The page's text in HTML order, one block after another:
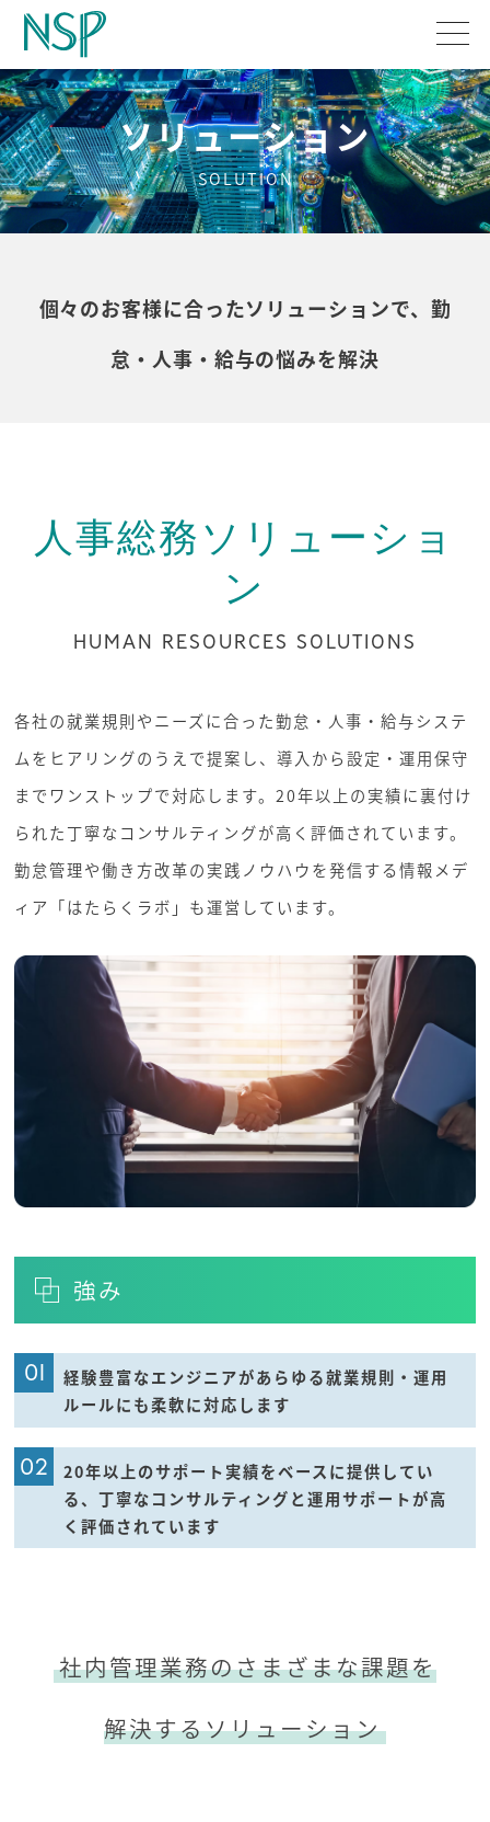
ソリューション
SOLUTION
個々のお客様に合ったソリューションで、勤
怠・人事・給与の悩みを解決
人事総務ソリューショ
ン
HUMAN RESOURCES SOLUTIONS
各社の就業規則やニーズに合った勤怠・人事・給与システ
ムをヒアリングのうえで提案し、導入から設定・運用保守
までワンストップで対応します。20年以上の実績に裏付け
られた丁寧なコンサルティングが高く評価されています。
勤怠管理や働き方改革の実践ノウハウを発信する情報メデ
ィア「はたらくラボ」も運営しています。
強み
01
経験豊富なエンジニアがあらゆる就業規則・運用
ルールにも柔軟に対応します
02
20年以上のサポート実績をベースに提供してい
る、丁寧なコンサルティングと運用サポートが高
く評価されています
社内管理業務のさまざまな課題を
解決するソリューション